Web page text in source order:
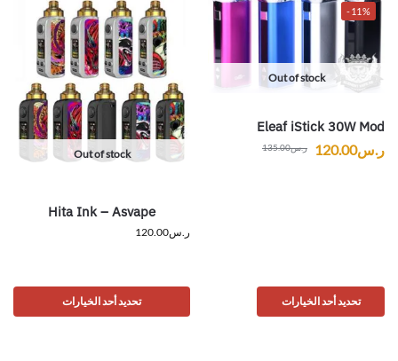
-11%
Out of stock
Eleaf iStick 30W Mod
ر.س135.00 ر.س120.00
تحديد أحد الخيارات
Out of stock
Hita Ink – Asvape
ر.س120.00
تحديد أحد الخيارات